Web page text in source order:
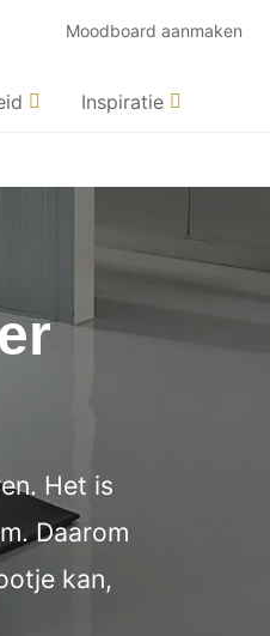
Moodboard aanmaken
Inspiratie
Het is
Daarom
kan,